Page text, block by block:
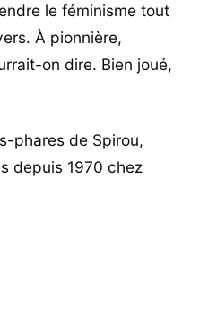
le féminisme tout
À pionnière,
on dire. Bien joué,
phares de Spirou,
depuis 1970 chez